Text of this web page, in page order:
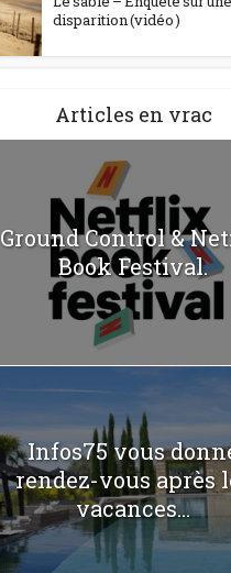
disparition (vidéo )
Articles en vrac
Ground Control &
Book Festival.
Infos75 vous
rendez-vous après
vacances...